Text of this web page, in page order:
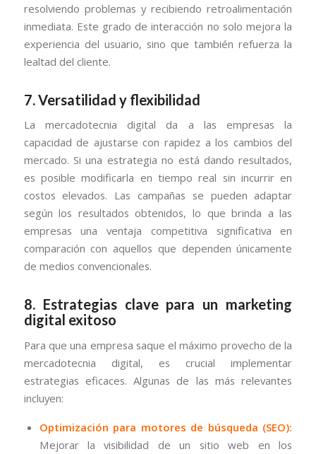
resolviendo problemas y recibiendo retroalimentación
inmediata. Este grado de interacción no solo mejora la
experiencia del usuario, sino que también refuerza la
lealtad del cliente.
7. Versatilidad y flexibilidad
La mercadotecnia digital da a las empresas la
capacidad de ajustarse con rapidez a los cambios del
mercado. Si una estrategia no está dando resultados,
es posible modificarla en tiempo real sin incurrir en
costos elevados. Las campañas se pueden adaptar
según los resultados obtenidos, lo que brinda a las
empresas una ventaja competitiva significativa en
comparación con aquellos que dependen únicamente
de medios convencionales.
8. Estrategias clave para un marketing
digital exitoso
Para que una empresa saque el máximo provecho de la
mercadotecnia digital, es crucial implementar
estrategias eficaces. Algunas de las más relevantes
incluyen:
Optimización para motores de búsqueda (SEO):
Mejorar la visibilidad de un sitio web en los